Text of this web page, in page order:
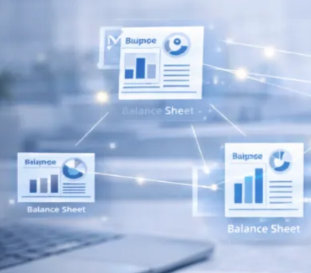
Rechnungswesen
Personaladministration
Steuer & Recht
Abschlussberatung
Wirtschaftsprüfung
Gesetzliche Revisionen
Spezialprüfungen
Vorsorge & öffentliche Organisationen
Interne Kontrollen & Prozessprüfungen
Beratung